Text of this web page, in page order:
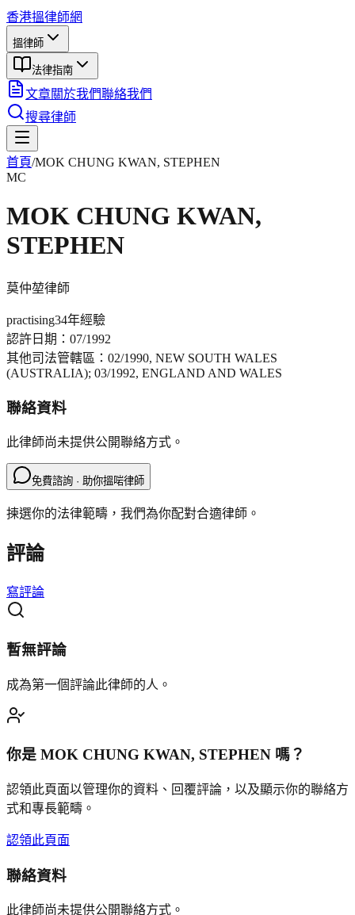
香港搵律師網
搵律師
法律指南
文章關於我們聯絡我們
搜尋律師
首頁/MOK CHUNG KWAN, STEPHEN
MC
MOK CHUNG KWAN,
STEPHEN
莫仲堃律師
practising34年經驗
認許日期： 07/1992
其他司法管轄區： 02/1990, NEW SOUTH WALES
(AUSTRALIA); 03/1992, ENGLAND AND WALES
聯絡資料
此律師尚未提供公開聯絡方式。
免費諮詢 · 助你搵啱律師
揀選你的法律範疇，我們為你配對合適律師。
評論
寫評論
暫無評論
成為第一個評論此律師的人。
你是 MOK CHUNG KWAN, STEPHEN 嗎？
認領此頁面以管理你的資料、回覆評論，以及顯示你的聯絡方
式和專長範疇。
認領此頁面
聯絡資料
此律師尚未提供公開聯絡方式。